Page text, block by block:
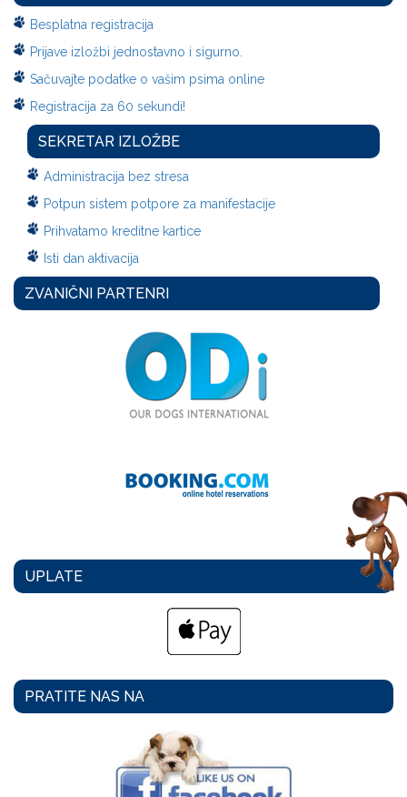
Besplatna registracija
Prijave izložbi jednostavno i sigurno.
Sačuvajte podatke o vašim psima online
Registracija za 60 sekundi!
SEKRETAR IZLOŽBE
Administracija bez stresa
Potpun sistem potpore za manifestacije
Prihvatamo kreditne kartice
Isti dan aktivacija
ZVANIČNI PARTENRI
UPLATE
PRATITE NAS NA